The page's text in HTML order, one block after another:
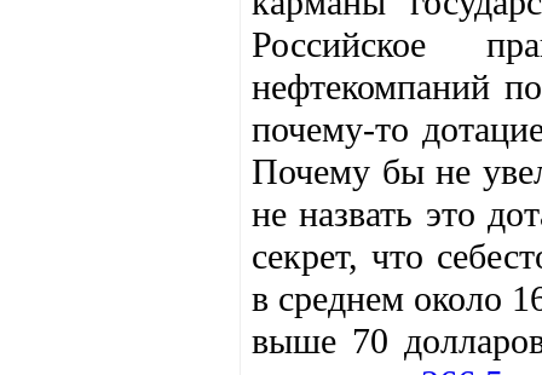
Российское
нефтекомпаний
почему-то
Почему бы не
не назвать это
секрет, что
в среднем около
выше 70